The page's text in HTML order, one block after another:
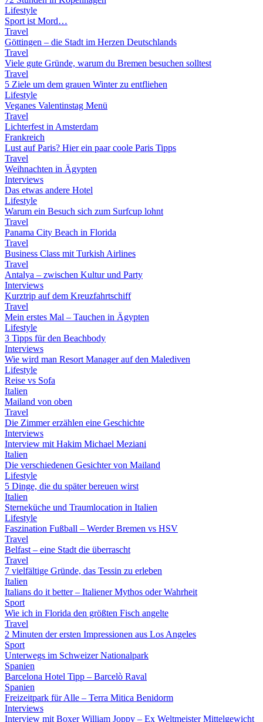
Lifestyle
Sport ist Mord…
Travel
Göttingen – die Stadt im Herzen Deutschlands
Travel
Viele gute Gründe, warum du Bremen besuchen solltest
Travel
5 Ziele um dem grauen Winter zu entfliehen
Lifestyle
Veganes Valentinstag Menü
Travel
Lichterfest in Amsterdam
Frankreich
Lust auf Paris? Hier ein paar coole Paris Tipps
Travel
Weihnachten in Ägypten
Interviews
Das etwas andere Hotel
Lifestyle
Warum ein Besuch sich zum Surfcup lohnt
Travel
Panama City Beach in Florida
Travel
Business Class mit Turkish Airlines
Travel
Antalya – zwischen Kultur und Party
Interviews
Kurztrip auf dem Kreuzfahrtschiff
Travel
Mein erstes Mal – Tauchen in Ägypten
Lifestyle
3 Tipps für den Beachbody
Interviews
Wie wird man Resort Manager auf den Malediven
Lifestyle
Reise vs Sofa
Italien
Mailand von oben
Travel
Die Zimmer erzählen eine Geschichte
Interviews
Interview mit Hakim Michael Meziani
Italien
Die verschiedenen Gesichter von Mailand
Lifestyle
5 Dinge, die du später bereuen wirst
Italien
Sterneküche und Traumlocation in Italien
Lifestyle
Faszination Fußball – Werder Bremen vs HSV
Travel
Belfast – eine Stadt die überrascht
Travel
7 vielfältige Gründe, das Tessin zu erleben
Italien
Italians do it better – Italiener Mythos oder Wahrheit
Sport
Wie ich in Florida den größten Fisch angelte
Travel
2 Minuten der ersten Impressionen aus Los Angeles
Sport
Unterwegs im Schweizer Nationalpark
Spanien
Barcelona Hotel Tipp – Barcelò Raval
Spanien
Freizeitpark für Alle – Terra Mitica Benidorm
Interviews
Interview mit Boxer William Joppy – Ex Weltmeister Mittelgewicht